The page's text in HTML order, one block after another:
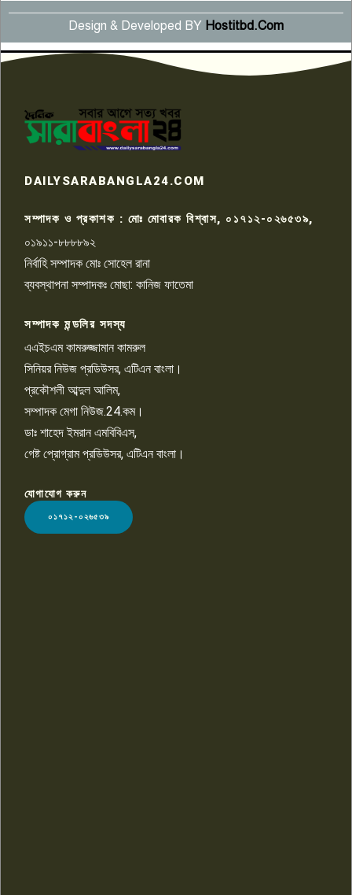
৬
সংবাদ সম্মেলনে অভিযোগ অস্বীকার
উদ্দেশ্য প্রণোদিত সংবাদ প্রকাশের
প্রতিবাদ নাজির হাসানের
৭
কেটে ঘরে ঢুকে স্কুল শিক্ষিকাকে হত্যা
টয়লেটের ট্যাংকি থেকে লাশ উদ্ধার
রাজশাহীতে সন্ত্রাসী হামলায় গুরুতর
৯
চাঁদাবাজি ও হয়রানির অভিযোগ
১০
Design & Developed BY Hostitbd.Com
LOGO
DAILYSARABANGLA24.COM
সম্পাদক ও প্রকাশক : মোঃ মোবারক বিশ্বাস, ০১৭১২-০২৬৫৩৯,
০১৯১১-৮৮৮৮৯২
নির্বাহি সম্পাদক মোঃ সোহেল রানা
ব্যবস্থাপনা সম্পাদকঃ মোছা: কানিজ ফাতেমা
সম্পাদক মন্ডলির সদস্য
এএইচএম কামরুজ্জামান কামরুল
সিনিয়র নিউজ প্রডিউসর, এটিএন বাংলা।
প্রকৌশলী আব্দুল আলিম,
সম্পাদক মেগা নিউজ.24.কম।
ডাঃ শাহেদ ইমরান এমবিবিএস,
গেষ্ট প্রোগ্রাম প্রডিউসর, এটিএন বাংলা।
যোগাযোগ করুন
০১৭১২-০২৬৫৩৯